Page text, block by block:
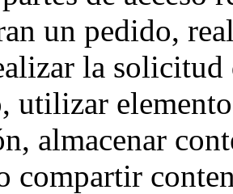
un pedido,
la
utilizar
almacenar
compartir